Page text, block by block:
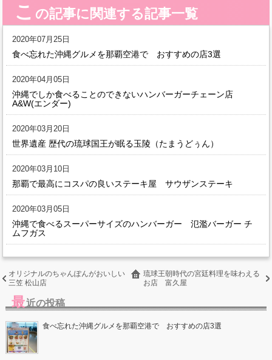
この記事に関連する記事一覧
2020年07月25日
食べ忘れた沖縄グルメを那覇空港で おすすめの店3選
2020年04月05日
沖縄でしか食べることのできないハンバーガーチェーン店
A&W(エンダー)
2020年03月20日
世界遺産 歴代の琉球国王が眠る玉陵（たまうどぅん）
2020年03月10日
那覇で最高にコスパの良いステーキ屋 サウザンステーキ
2020年03月05日
沖縄で食べるスーパーサイズのハンバーガー 氾濫バーガー チ
ムフガス
オリジナルのちゃんぽんがおいしい
三笠 松山店
琉球王朝時代の宮廷料理を味わえる
お店 富久屋
最近の投稿
食べ忘れた沖縄グルメを那覇空港で おすすめの店3選